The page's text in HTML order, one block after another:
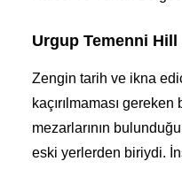
Urgup Temenni Hill
Zengin tarih ve ikna
kaçırılmaması
mezarlarının
eski yerlerden biriydi.